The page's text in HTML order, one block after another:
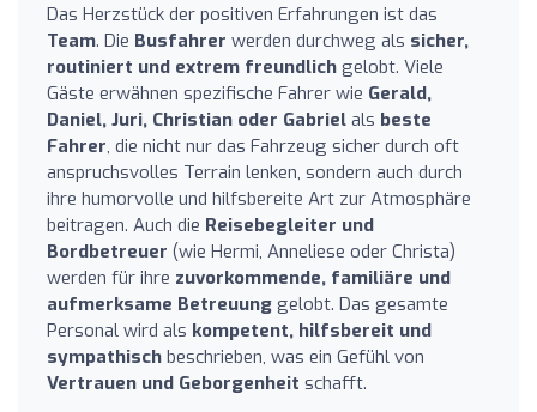
Das Herzstück der positiven Erfahrungen ist das
Team. Die Busfahrer werden durchweg als sicher,
routiniert und extrem freundlich gelobt. Viele
Gäste erwähnen spezifische Fahrer wie Gerald,
Daniel, Juri, Christian oder Gabriel als beste
Fahrer, die nicht nur das Fahrzeug sicher durch oft
anspruchsvolles Terrain lenken, sondern auch durch
ihre humorvolle und hilfsbereite Art zur Atmosphäre
beitragen. Auch die Reisebegleiter und
Bordbetreuer (wie Hermi, Anneliese oder Christa)
werden für ihre zuvorkommende, familiäre und
aufmerksame Betreuung gelobt. Das gesamte
Personal wird als kompetent, hilfsbereit und
sympathisch beschrieben, was ein Gefühl von
Vertrauen und Geborgenheit schafft.